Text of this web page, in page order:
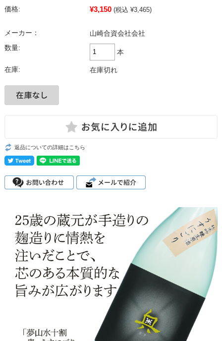
価格: ¥3,150 (税込 ¥3,465)
メーカー：
山崎合資会社会社
数量:
本
在庫: 在庫切れ
返品についての詳細はこちら